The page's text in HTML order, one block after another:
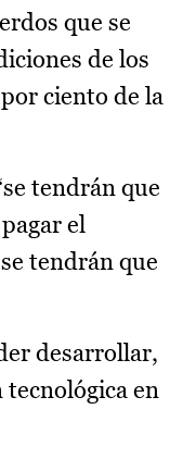
que se
de los
ciento de la
tendrán que
el
tendrán que
desarrollar,
tecnológica en